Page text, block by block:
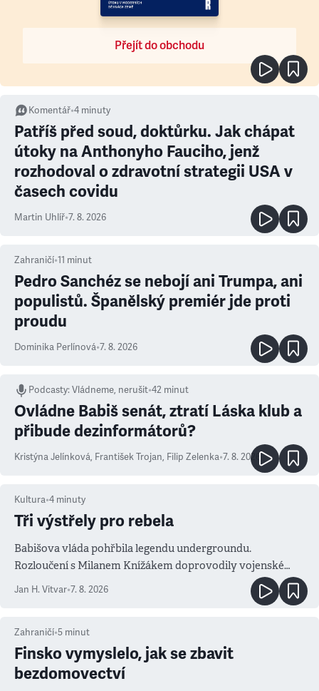
Přejít do obchodu
Komentář•4 minuty
Patříš před soud, doktůrku. Jak chápat
útoky na Anthonyho Fauciho, jenž
rozhodoval o zdravotní strategii USA v
časech covidu
Martin Uhlíř•7. 8. 2026
Zahraničí•11 minut
Pedro Sanchéz se nebojí ani Trumpa, ani
populistů. Španělský premiér jde proti
proudu
Dominika Perlínová•7. 8. 2026
Podcasty:Vládneme, nerušit•42 minut
Ovládne Babiš senát, ztratí Láska klub a
přibude dezinformátorů?
Kristýna Jelínková, František Trojan, Filip Zelenka•7. 8. 2026
Kultura•4 minuty
Tři výstřely pro rebela
Babišova vláda pohřbila legendu undergroundu.
Rozloučení s Milanem Knížákem doprovodily vojenské
salvy i kritika pokrokářů
Jan H. Vitvar•7. 8. 2026
Zahraničí•5 minut
Finsko vymyslelo, jak se zbavit
bezdomovectví